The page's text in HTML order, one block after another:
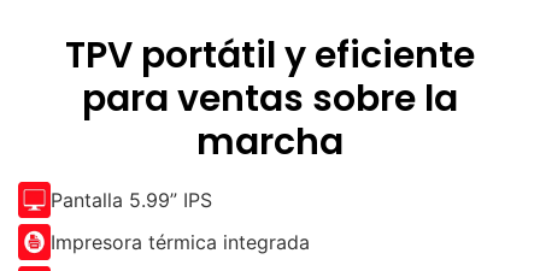
TPV portátil y eficiente
para ventas sobre la
marcha
Pantalla 5.99” IPS
Impresora térmica integrada